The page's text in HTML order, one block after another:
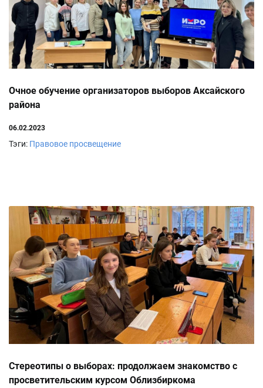
Очное обучение организаторов выборов Аксайского
района
06.02.2023
Тэги: Правовое просвещение
Стереотипы о выборах: продолжаем знакомство с
просветительским курсом Облизбиркома